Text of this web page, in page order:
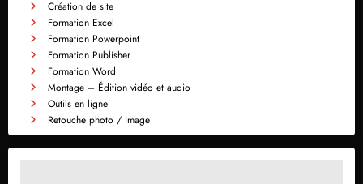
Création de site
Formation Excel
Formation Powerpoint
Formation Publisher
Formation Word
Montage – Édition vidéo et audio
Outils en ligne
Retouche photo / image